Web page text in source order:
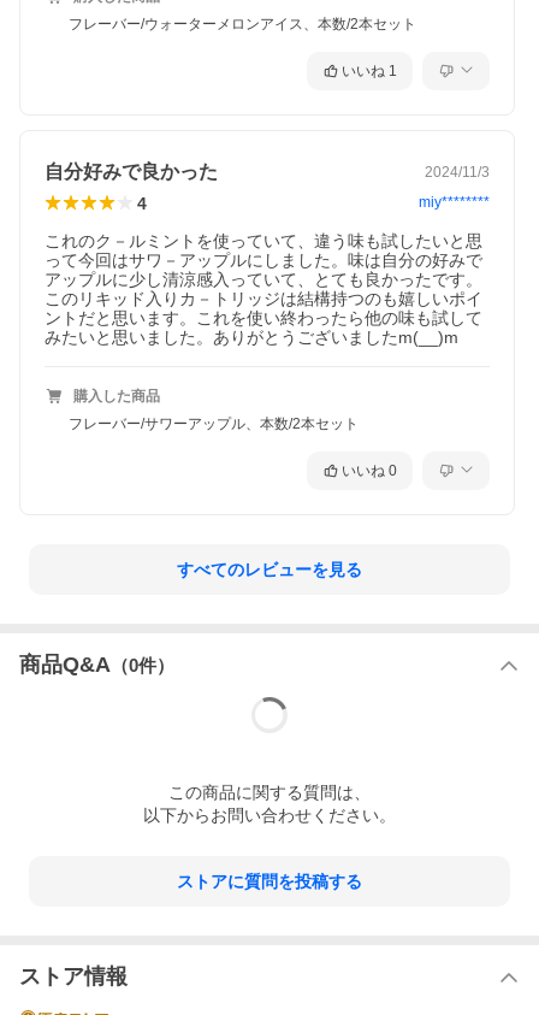
フレーバー/ウォーターメロンアイス、本数/2本セット
いいね 1
自分好みで良かった 2024/11/3
4 miy********
これのク－ルミントを使っていて、違う味も試したいと思
って今回はサワ－アップルにしました。味は自分の好みで
アップルに少し清涼感入っていて、とても良かったです。
このリキッド入りカ－トリッジは結構持つのも嬉しいポイ
ントだと思います。これを使い終わったら他の味も試して
みたいと思いました。ありがとうございましたm(__)m
購入した商品
フレーバー/サワーアップル、本数/2本セット
いいね 0
すべてのレビューを見る
商品Q&A （0件）
この商品に関する質問は、
以下からお問い合わせください。
ストアに質問を投稿する
ストア情報